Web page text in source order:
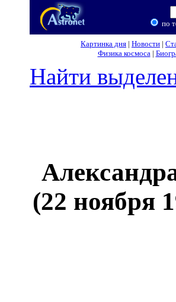
по
Картинка дня | Новости |
Физика космоса|
Найти
(22 ноября